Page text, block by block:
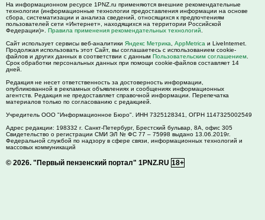
На информационном ресурсе 1PNZ.ru применяются внешние рекомендательные
технологии (информационные технологии предоставления информации на основе
сбора, систематизации и анализа сведений, относящихся к предпочтениям
пользователей сети «Интернет», находящихся на территории Российской
Федерации)». Правила применения рекомендательных технологий
Сайт использует сервисы веб-аналитики Яндекс Метрика AppMetrica и LiveInternet.
Продолжая использовать этот Сайт, вы соглашаетесь с использованием cookie-
файлов и других данных в соответствии с данным Пользовательским соглашением
Срок обработки персональных данных при помощи cookie-файлов составляет 14
дней.
Редакция не несет ответственность за достоверность информации,
опубликованной в рекламных объявлениях и сообщениях информационных
агентств. Редакция не предоставляет справочной информации. Перепечатка
материалов только по согласованию с редакцией.
Учредитель ООО "Информационное Бюро". ИНН 7325128341, ОГРН 1147325002549
Адрес редакции: 198332 г. Санкт-Петербург, Брестский бульвар, 8А, офис 305
Свидетельство о регистрации СМИ ЭЛ № ФС 77 – 75998 выдано 13.06.2019г.
Федеральной службой по надзору в сфере связи, информационных технологий и
массовых коммуникаций
© 2026. "Первый пензенский портал" 1PNZ.RU 18+